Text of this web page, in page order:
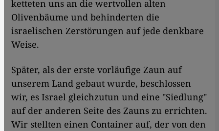
ketteten uns an die wertvollen alten
Olivenbäume und behinderten die
israelischen Zerstörungen auf jede denkbare
Weise.
Später, als der erste vorläufige Zaun auf
unserem Land gebaut wurde, beschlossen
wir, es Israel gleichzutun und eine "Siedlung"
auf der anderen Seite des Zauns zu errichten.
Wir stellten einen Container auf, der von den